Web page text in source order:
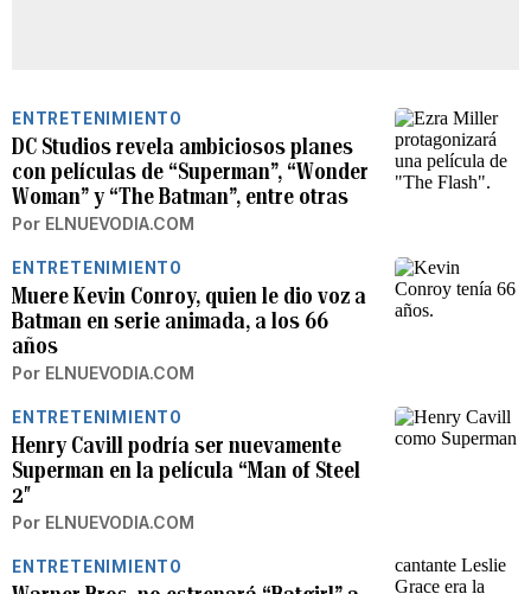
ENTRETENIMIENTO
DC Studios revela ambiciosos planes
con películas de “Superman”, “Wonder
Woman” y “The Batman”, entre otras
Por ELNUEVODIA.COM
ENTRETENIMIENTO
Muere Kevin Conroy, quien le dio voz a
Batman en serie animada, a los 66
años
Por ELNUEVODIA.COM
ENTRETENIMIENTO
Henry Cavill podría ser nuevamente
Superman en la película “Man of Steel
2″
Por ELNUEVODIA.COM
ENTRETENIMIENTO